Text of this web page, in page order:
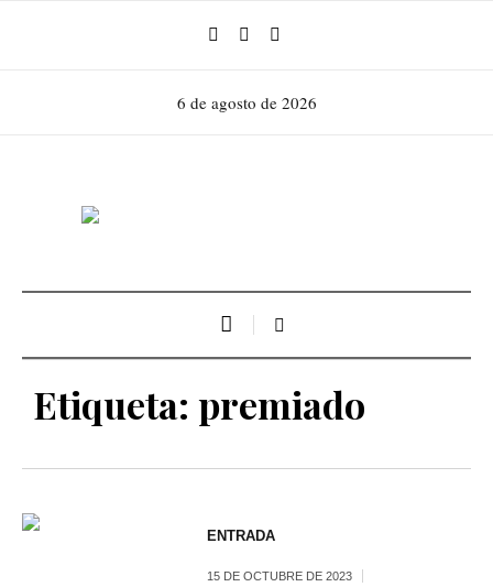
6 de agosto de 2026
Etiqueta: premiado
ENTRADA
15 DE OCTUBRE DE 2023